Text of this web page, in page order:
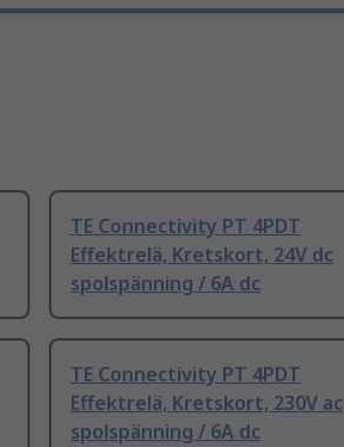
TE Connectivity PT 4PDT
Effektrelä, Kretskort, 24V dc
spolspänning / 6A dc
TE Connectivity PT 4PDT
Effektrelä, Kretskort, 230V ac
spolspänning / 6A dc